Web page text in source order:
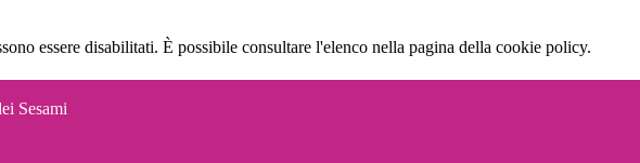
essere disabilitati. È possibile consultare l'elenco nella pagina della cookie policy.
Sesami